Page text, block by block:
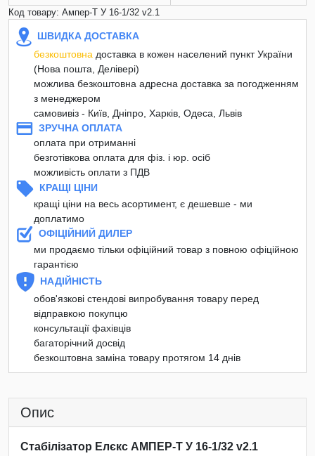
Код товару: Ампер-T У 16-1/32 v2.1
ШВИДКА ДОСТАВКА
безкоштовна доставка в кожен населений пункт України
(Нова пошта, Делівері)
можлива безкоштовна адресна доставка за погодженням
з менеджером
самовивіз - Київ, Дніпро, Харків, Одеса, Львів
ЗРУЧНА ОПЛАТА
оплата при отриманні
безготівкова оплата для фіз. і юр. осіб
можливість оплати з ПДВ
КРАЩІ ЦІНИ
кращі ціни на весь асортимент, є дешевше - ми
доплатимо
ОФІЦІЙНИЙ ДИЛЕР
ми продаємо тільки офіційний товар з повною офіційною
гарантією
НАДІЙНІСТЬ
обов'язкові стендові випробування товару перед
відправкою покупцю
консультації фахівців
багаторічний досвід
безкоштовна заміна товару протягом 14 днів
Опис
Стабілізатор Елєкс АМПЕР-Т У 16-1/32 v2.1